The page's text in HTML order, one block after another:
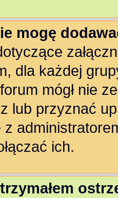
mogę
dla każdej
mógł nie
lub przyznać
z
ich.